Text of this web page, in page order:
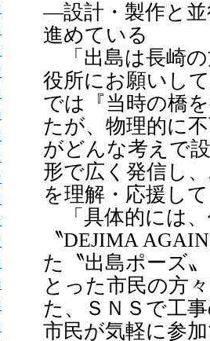
―設計・製作と並
進めている
「出島は長崎の
役所にお願いし
では『当時の橋
たが、物理的に
がどんな考えで
形で広く発信し
を理解・応援し
「具体的には、
〝DEJIMA
た〝出島ポーズ
とった市民の方
た、ＳＮＳで工
市民が気軽に参